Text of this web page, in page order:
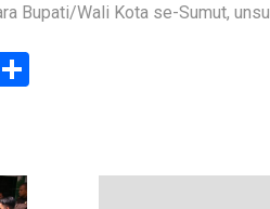
Bupati/Wali Kota se-Sumut,